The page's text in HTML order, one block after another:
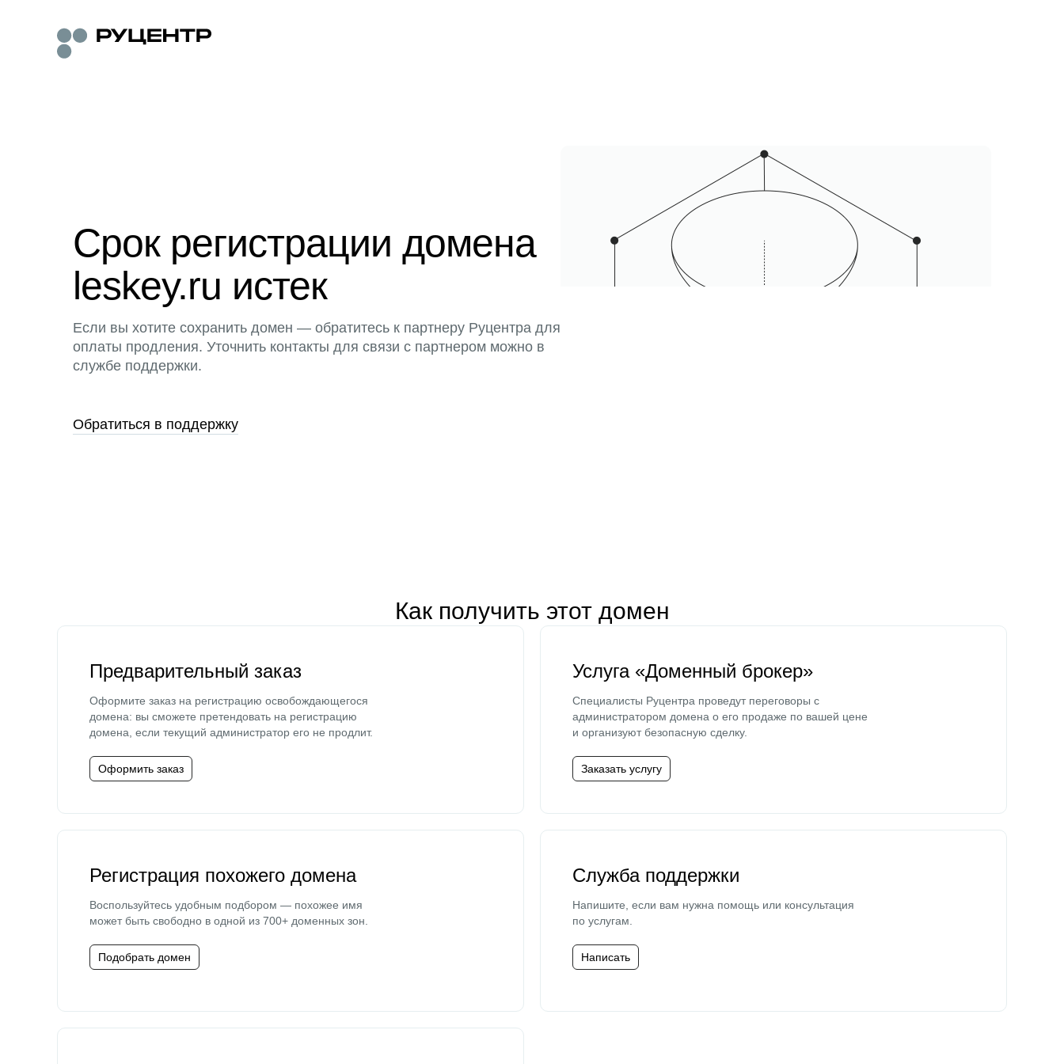
Срок регистрации домена
leskey.ru истек
Если вы хотите сохранить домен — обратитесь к партнеру Руцентра для
оплаты продления. Уточнить контакты для связи с партнером можно в
службе поддержки.
Обратиться в поддержку
Как получить этот домен
Предварительный заказ
Оформите заказ на регистрацию освобождающегося
домена: вы сможете претендовать на регистрацию
домена, если текущий администратор его не продлит.
Оформить заказ
Услуга «Доменный брокер»
Специалисты Руцентра проведут переговоры с
администратором домена о его продаже по вашей цене
и организуют безопасную сделку.
Заказать услугу
Регистрация похожего домена
Воспользуйтесь удобным подбором — похожее имя
может быть свободно в одной из 700+ доменных зон.
Подобрать домен
Служба поддержки
Напишите, если вам нужна помощь или консультация
по услугам.
Написать